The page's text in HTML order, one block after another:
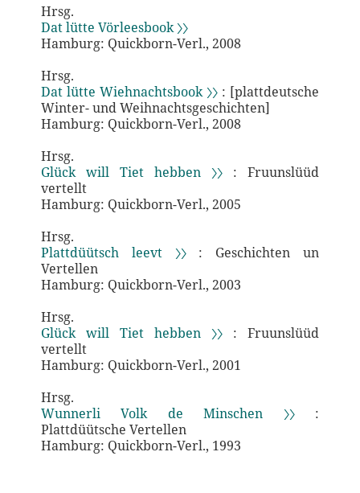
Hrsg.
Dat lütte Vörleesbook 〉〉
Hamburg: Quickborn-Verl., 2008
Hrsg.
Dat lütte Wiehnachtsbook 〉〉 : [plattdeutsche
Winter- und Weihnachtsgeschichten]
Hamburg: Quickborn-Verl., 2008
Hrsg.
Glück will Tiet hebben 〉〉 : Fruunslüüd
vertellt
Hamburg: Quickborn-Verl., 2005
Hrsg.
Plattdüütsch leevt 〉〉: Geschichten un
Vertellen
Hamburg: Quickborn-Verl., 2003
Hrsg.
Glück will Tiet hebben 〉〉 : Fruunslüüd
vertellt
Hamburg: Quickborn-Verl., 2001
Hrsg.
Wunnerli Volk de Minschen 〉〉:
Plattdüütsche Vertellen
Hamburg: Quickborn-Verl., 1993